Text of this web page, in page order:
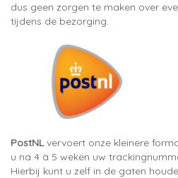
dus geen zorgen te maken over
tijdens de bezorging.
PostNLvervoert onze kleinere
u na 4 à 5 weken uw
Hierbij kunt u zelf in de gaten